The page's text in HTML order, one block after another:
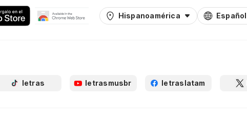
Hispanoamérica Español
letras letrasmusbr letraslatam